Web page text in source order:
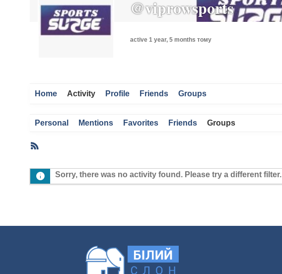
@viprowsports
active 1 year, 5 months тому
Home Activity Profile Friends Groups
Personal Mentions Favorites Friends Groups
Activities
Sorry, there was no activity found. Please try a different filter.